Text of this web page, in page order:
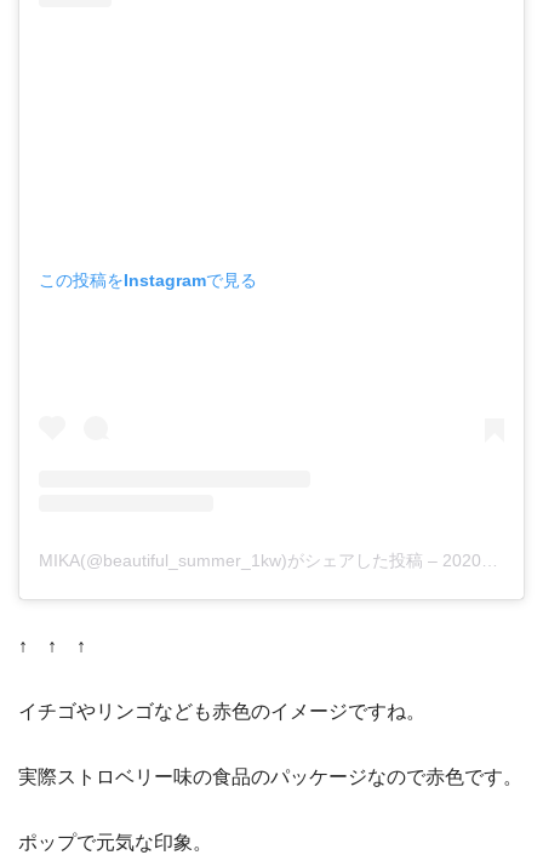
この投稿をInstagramで見る
MIKA(@beautiful_summer_1kw)がシェアした投稿 – 2020年 2月月7日午前4時38分PST
↑ ↑ ↑
イチゴやリンゴなども赤色のイメージですね。
実際ストロベリー味の食品のパッケージなので赤色です。
ポップで元気な印象。